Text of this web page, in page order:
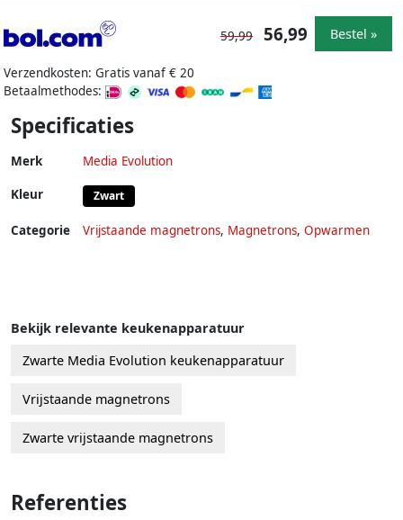
Verzendkosten: Gratis vanaf € 20
Betaalmethodes:
59,99 56,99 Bestel »
Specificaties
Merk Media Evolution
Kleur Zwart
Categorie Vrijstaande magnetrons, Magnetrons, Opwarmen
Bekijk relevante keukenapparatuur
Zwarte Media Evolution keukenapparatuur
Vrijstaande magnetrons
Zwarte vrijstaande magnetrons
Referenties